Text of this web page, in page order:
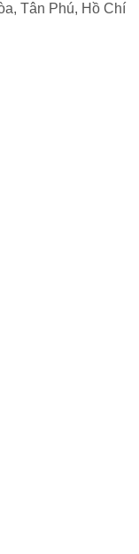
Tân Phú, Hồ Chí